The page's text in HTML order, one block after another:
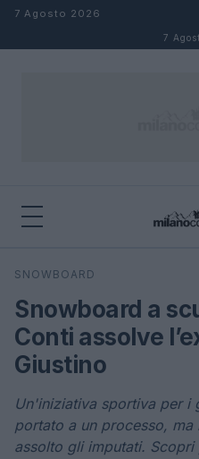
Salta al contenuto
7 Agosto 2026
7
Cerca
SNOWBOARD
Snowboard a
Conti assolve
Giustino
Un'iniziativa sportiva per i
portato a un processo,
assolto gli imputati. Scopri